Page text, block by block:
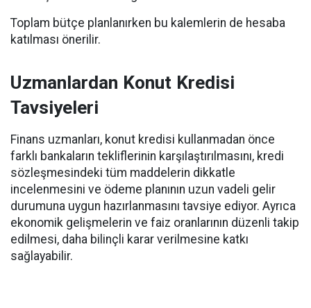
Toplam bütçe planlanırken bu kalemlerin de hesaba
katılması önerilir.
Uzmanlardan Konut Kredisi
Tavsiyeleri
Finans uzmanları, konut kredisi kullanmadan önce
farklı bankaların tekliflerinin karşılaştırılmasını, kredi
sözleşmesindeki tüm maddelerin dikkatle
incelenmesini ve ödeme planının uzun vadeli gelir
durumuna uygun hazırlanmasını tavsiye ediyor. Ayrıca
ekonomik gelişmelerin ve faiz oranlarının düzenli takip
edilmesi, daha bilinçli karar verilmesine katkı
sağlayabilir.